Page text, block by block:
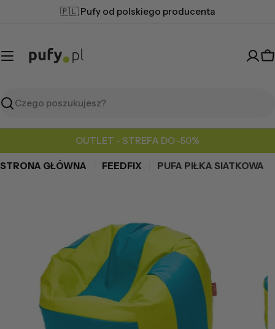
do
🇵🇱 Pufy od polskiego producenta
Szukaj
OUTLET - STREFA DO -50%
STRONA GŁÓWNA FEEDFIX PUFA PIŁKA SIATKOWA
produkcie